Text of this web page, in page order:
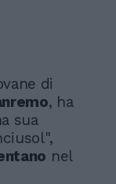
di
, ha
sua
nel